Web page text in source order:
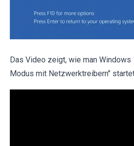
Das Video zeigt, wie man
Modus mit Netzwerktreibern"